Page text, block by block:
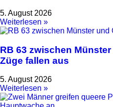
5. August 2026
Weiterlesen »
RB 63 zwischen
Züge fallen aus
5. August 2026
Weiterlesen »